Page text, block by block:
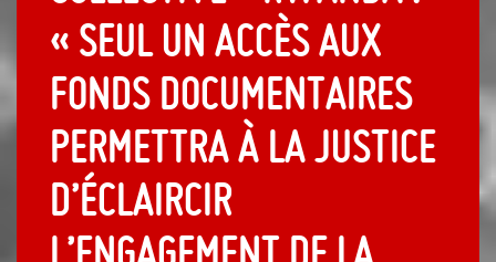
« Seul un accès aux
fonds documentaires
permettra à la justice
d’éclaircir